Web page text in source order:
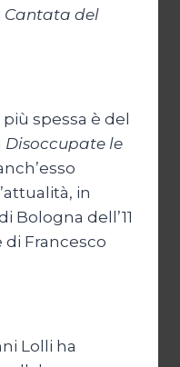
Cantata del
spessa è del
Disoccupate le
in
Bologna dell’11
di Francesco
Lolli ha